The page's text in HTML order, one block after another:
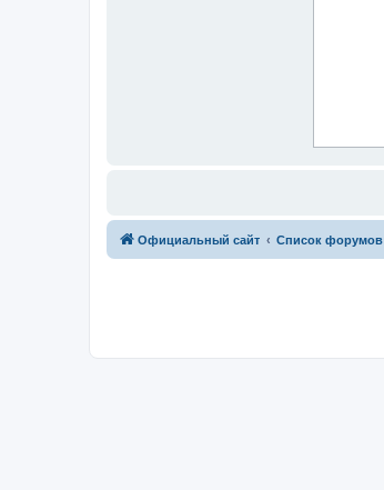
Официальный сайт Список форумов